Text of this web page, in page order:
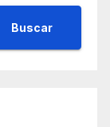
Buscar